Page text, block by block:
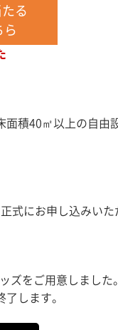
たる
面積40㎡以上の自由
式にお申し込みい
ズをご用意しまし
します。